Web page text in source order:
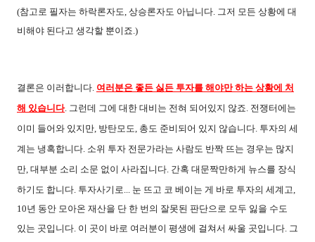
(참고로 필자는 하락론자도 상승론자도 아닙니다 그저 모든 상황에 대
비해야 된다고 생각할 뿐이죠 .)
결론은 이러합니다 여러분은 좋든 싫든 투자를 해야만 하는 상황에 처
해 있습니다. 그런데 그에 대한 대비는 전혀 되어있지 않죠 전쟁터에는
이미 들어와 있지만 방탄모도 총도 준비되어 있지 않습니다 투자의 세
계는 냉혹합니다 소위 투자 전문가라는 사람도 반짝 뜨는 경우는 많지
만 대부분 소리 소문 없이 사라집니다 간혹 대문짝만하게 뉴스를 장식
하기도 합니다 투자사기로 눈 뜨고 코 베이는 게 바로 투자의 세계고
10년 동안 모아온 재산을 단 한 번의 잘못된 판단으로 모두 잃을 수도
있는 곳입니다 이 곳이 바로 여러분이 평생에 걸쳐서 싸울 곳입니다 그